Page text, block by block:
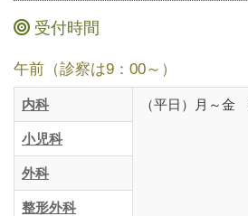
受付時間
午前（診察は9：00～）
内科 （平日）月～金
小児科
外科
整形外科